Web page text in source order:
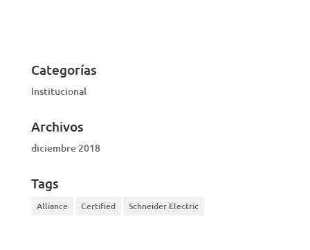
Categorías
Institucional
Archivos
diciembre 2018
Tags
Alliance Certified Schneider Electric